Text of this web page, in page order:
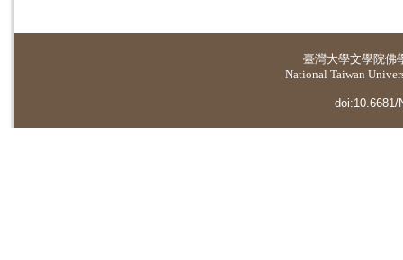
臺灣大學文學院佛
National Taiwan
doi:10.6681/